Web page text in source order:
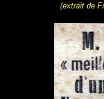
(extrait de